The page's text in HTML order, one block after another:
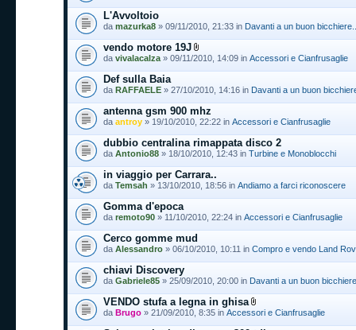
L'Avvoltoio
da mazurka8 » 09/11/2010, 21:33 in Davanti a un buon
vendo motore 19J
da vivalacalza » 09/11/2010, 14:09 in Accessori e Cianfrusaglie
Def sulla Baia
da RAFFAELE » 27/10/2010, 14:16 in Davanti a un buon
antenna gsm 900 mhz
da antroy » 19/10/2010, 22:22 in Accessori e Cianfrusaglie
dubbio centralina rimappata disco 2
da Antonio88 » 18/10/2010, 12:43 in Turbine e Monoblocchi
in viaggio per Carrara..
da Temsah » 13/10/2010, 18:56 in Andiamo a farci riconoscere
Gomma d'epoca
da remoto90 » 11/10/2010, 22:24 in Accessori e Cianfrusaglie
Cerco gomme mud
da Alessandro » 06/10/2010, 10:11 in Compro e vendo Land
chiavi Discovery
da Gabriele85 » 25/09/2010, 20:00 in Davanti a un buon
VENDO stufa a legna in ghisa
da Brugo » 21/09/2010, 8:35 in Accessori e Cianfrusaglie